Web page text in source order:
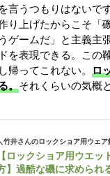
言うつもりはないで
り上げたからこそ「
ゲームだ」と主義主
を表現できる。この
帰ってこれない。 ロ
。それくらいの気概
竹井さんのロックショア用ウェア
【ロックショア用ウエッ
】過酷な磯に求められ